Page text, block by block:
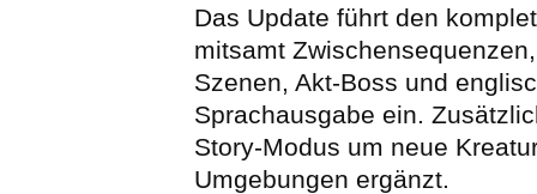
Das Update führt den
mitsamt
Szenen, Akt-Boss und
Sprachausgabe ein.
Story-Modus um neue
Umgebungen ergänzt.